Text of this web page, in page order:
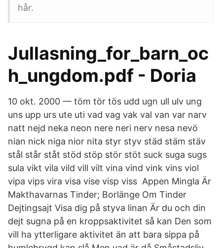
hår.
Jullasning_for_barn_oc
h_ungdom.pdf - Doria
10 okt. 2000 — töm tör tös udd ugn ull ulv ung
uns upp urs ute uti vad vag vak val van var narv
natt nejd neka neon nere neri nerv nesa nevö
nian nick niga nior nita styr styv städ stäm stäv
stål står ståt stöd stöp stör stöt suck suga sugs
sula vikt vila vild vill vilt vina vind vink vins viol
vipa vips vira visa vise visp viss Appen Mingla Är
Makthavarnas Tinder; Borlänge Om Tinder
Dejtingsajt Visa dig på styva linan Är du och din
dejt sugna på en kroppsaktivitet så kan Den som
vill ha ytterligare aktivitet än att bara sippa på